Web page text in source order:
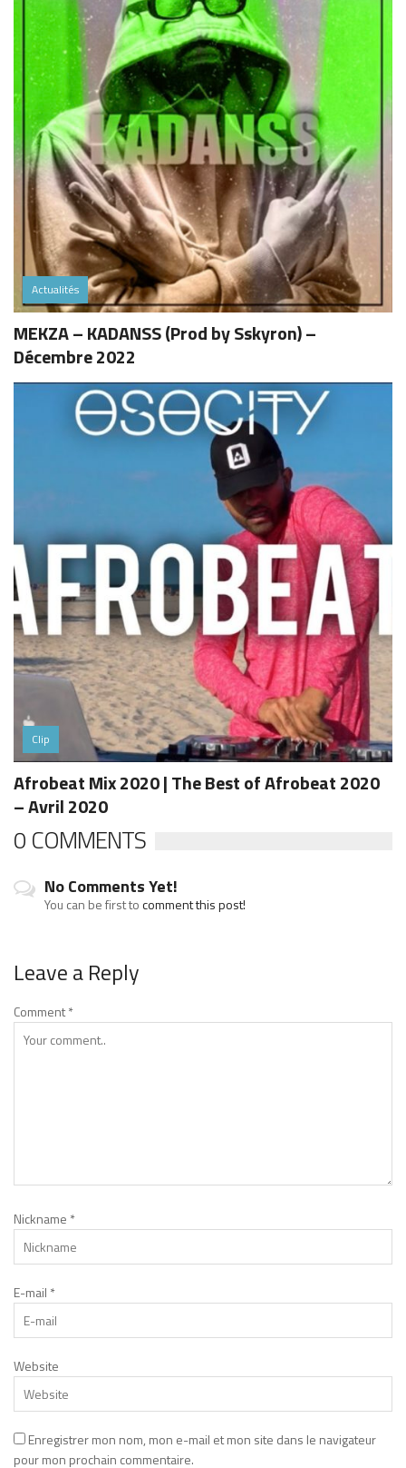
Actualités
MEKZA – KADANSS (Prod by Sskyron) –
Décembre 2022
Clip
Afrobeat Mix 2020 | The Best of Afrobeat 2020
– Avril 2020
0 COMMENTS
No Comments Yet!
You can be first tocomment this post!
Leave a Reply
Comment*
Nickname *
E-mail *
Website
Enregistrer mon nom, mon e-mail et mon site dans le navigateur
pour mon prochain commentaire.